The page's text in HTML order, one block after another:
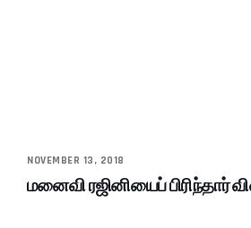
NOVEMBER 13, 2018
மனைவி ரஜினியைப் பிரிந்தார்